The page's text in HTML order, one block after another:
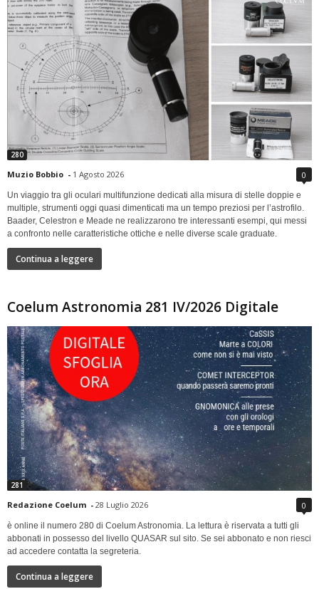
280
Muzio Bobbio - 1 Agosto 2026 0
Un viaggio tra gli oculari multifunzione dedicati alla misura di stelle doppie e
multiple, strumenti oggi quasi dimenticati ma un tempo preziosi per l’astrofilo.
Baader, Celestron e Meade ne realizzarono tre interessanti esempi, qui messi
a confronto nelle caratteristiche ottiche e nelle diverse scale graduate.
Continua a leggere
Coelum Astronomia 281 IV/2026 Digitale
281
Redazione Coelum - 28 Luglio 2026 0
è online il numero 280 di Coelum Astronomia. La lettura è riservata a tutti gli
abbonati in possesso del livello QUASAR sul sito. Se sei abbonato e non riesci
ad accedere contatta la segreteria.
Continua a leggere